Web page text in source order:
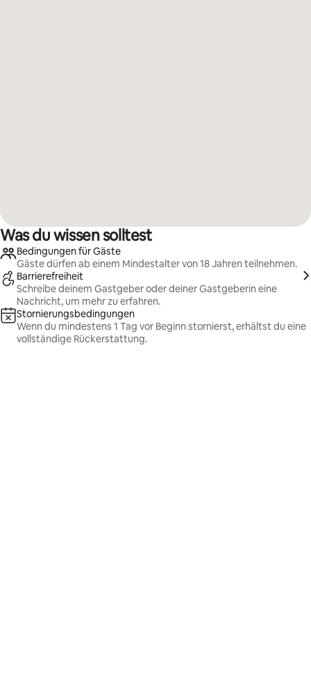
Was du wissen solltest
Bedingungen für Gäste
Gäste dürfen ab einem Mindestalter von 18 Jahren teilnehmen.
Barrierefreiheit
Schreibe deinem Gastgeber oder deiner Gastgeberin eine
Nachricht, um mehr zu erfahren.
Stornierungsbedingungen
Wenn du mindestens 1 Tag vor Beginn stornierst, erhältst du eine
vollständige Rückerstattung.